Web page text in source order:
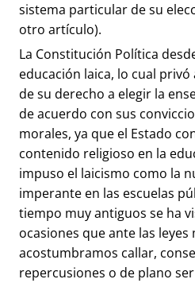
sistema particular de su
otro artículo).
La Constitución Política
educación laica, lo cual
de su derecho a elegir la
de acuerdo con sus
morales, ya que el Estado
contenido religioso en la
impuso el laicismo como la
imperante en las escuelas
tiempo muy antiguos se ha
ocasiones que ante las
acostumbramos callar,
repercusiones o de plano